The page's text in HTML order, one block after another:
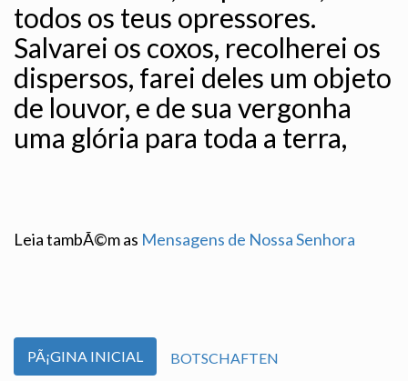
todos os teus opressores.
Salvarei os coxos, recolherei os
dispersos, farei deles um objeto
de louvor, e de sua vergonha
uma glória para toda a terra,
Leia tambÃ©m as Mensagens de Nossa Senhora
PÃ¡GINA INICIAL BOTSCHAFTEN